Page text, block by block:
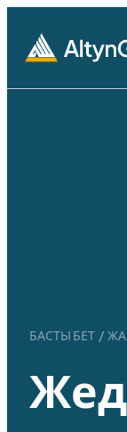
БАСТЫ БЕТ /